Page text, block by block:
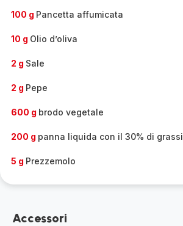
100 g Pancetta affumicata
10 g Olio d’oliva
2 g Sale
2 g Pepe
600 g brodo vegetale
200 g panna liquida con il 30% di grassi
5 g Prezzemolo
Accessori